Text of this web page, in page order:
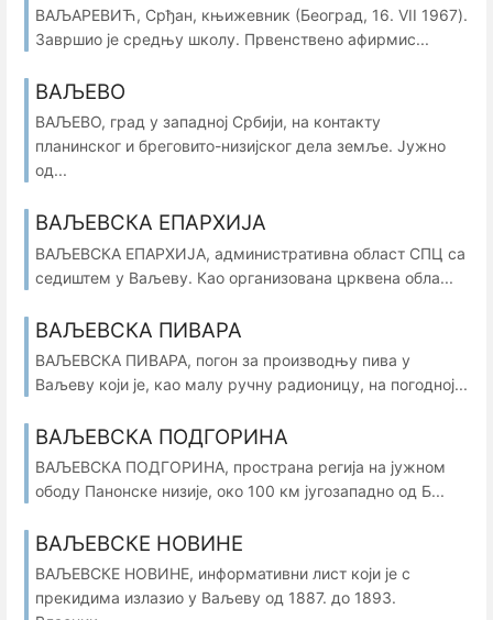
ВАЉАРЕВИЋ, Срђан, књижевник (Београд, 16. VII 1967).
Завршио је средњу школу. Првенствено афирмис...
ВАЉЕВО
ВАЉЕВО, град у западној Србији, на контакту
планинског и бреговито-низијског дела земље. Јужно
од...
ВАЉЕВСКА ЕПАРХИЈА
ВАЉЕВСКА ЕПАРХИЈА, административна област СПЦ са
седиштем у Ваљеву. Као организована црквена обла...
ВАЉЕВСКА ПИВАРА
ВАЉЕВСКА ПИВАРА, погон за производњу пива у
Ваљеву који је, као малу ручну радионицу, на погодној...
ВАЉЕВСКА ПОДГОРИНА
ВАЉЕВСКА ПОДГОРИНА, пространа регија на јужном
ободу Панонске низије, око 100 км југозападно од Б...
ВАЉЕВСКЕ НОВИНЕ
ВАЉЕВСКЕ НОВИНЕ, информативни лист који је с
прекидима излазио у Ваљеву од 1887. до 1893.